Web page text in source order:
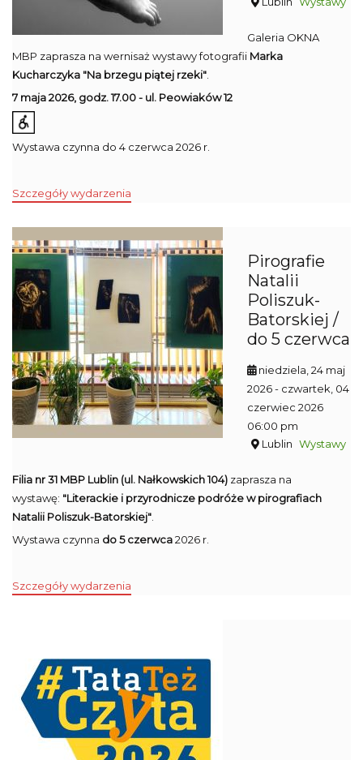
Galeria OKNA
MBP zaprasza na wernisaż wystawy fotografii Marka
Kucharczyka "Na brzegu piątej rzeki"
7 maja 2026, godz. 17.00 - ul. Peowiaków 12
Wystawa czynna do 4 czerwca 2026 r.
Szczegóły wydarzenia
Pirografie
Natalii
Poliszuk-
Batorskiej /
do 5 czerwca
niedziela, 24 maj
2026- czwartek, 04
czerwiec 2026
06:00 pm
Lublin Wystawy
Filia nr 31 MBP Lublin (ul. Nałkowskich 104) zaprasza na
wystawę: "Literackie i przyrodnicze podróże w pirografiach
Natalii Poliszuk-Batorskiej"
Wystawa czynna do 5 czerwca2026 r.
Szczegóły wydarzenia